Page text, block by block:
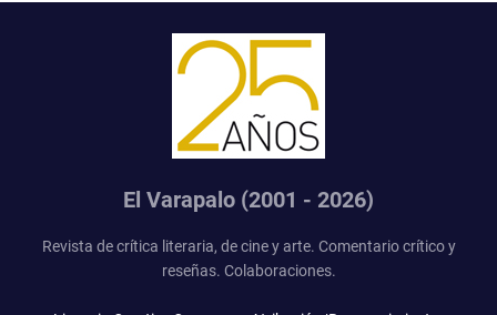
El Varapalo (2001 - 2026)
Revista de crítica literaria, de cine y arte. Comentario crítico y
reseñas. Colaboraciones.